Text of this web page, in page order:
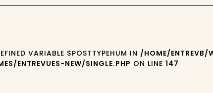
VARIABLE $POSTTYPEHUM IN /HOME/ENTREVB/
ENTREVUES-NEW/SINGLE.PHP ON LINE147